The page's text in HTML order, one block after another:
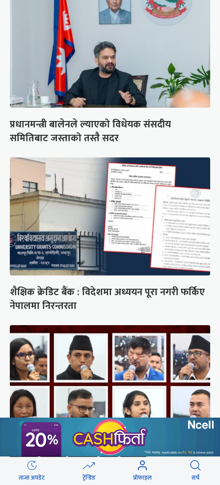
प्रधानमन्त्री बालेनले ल्याएको विधेयक संसदीय
समितिबाट जस्ताको तस्तै सदर
शैक्षिक क्रेडिट बैंक : विदेशमा अध्ययन पूरा नगरी फर्किए
नेपालमा निरन्तरता
संसद्‍मा रास्वपा सांसदले खोजे सरकार
ताजा अपडेट ट्रेन्डिङ प्रोफाइल सर्च